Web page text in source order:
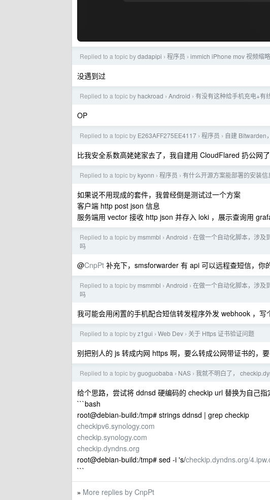
Replied to a topic bydadapipi › 程序员 › immich iPhone mov 视频缩
没遇到过
Replied to a topic by hackroad › Android › 有没有这种给手机充电+有
OP
Replied to a topic by E263AFF275EE4117 › 程序员 › 自建 Bitwarden
比我安全系数高姥姥家去了，我自建用 CloudFlared 扔公网
Replied to a topic bykyonn › 程序员 › 有什么开源方案能部署的安装信
如果说不用现成的套件，我曾经倒是测试过一个方案
客户端 http post json 信息
服务端用 vector 接收 http json 并存入 loki ，展示查询用
Replied to a topic by msmmbl › Android › 在做一个自动化脚本，涉及
吗
@CnpPt 补充下，smsforwarder 有 api 可以远程查短信，你
Replied to a topic by msmmbl › Android › 在做一个自动化脚本，涉及
吗
我可能会用闲置的手机配合短信转发程序外发 webhook ，
Replied to a topic byz1gui › Web Dev › 关于 Https 证书验证问题
别把别人的 js 转成内网 https 啊，要么转成公网带证书的，
Replied to a topic byguoguobaba › NAS › 我就不明白了，
给个思路，尝试将 ddnsd 硬编码的 checkip url 替换为自己
```bash
root@debian-build:/tmp# strings ddnsd | grep checkip
checkipv6.synology.com
checkip.synology.com
checkip.dyndns.org
root@debian-build:/tmp# sed -i 's/checkip.dyndns.org/
```
» More replies by CnpPt